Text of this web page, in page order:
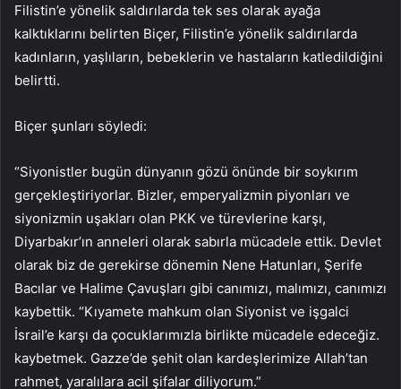
Filistin’e yönelik saldırılarda tek ses olarak ayağa
kalktıklarını belirten Biçer, Filistin’e yönelik saldırılarda
kadınların, yaşlıların, bebeklerin ve hastaların katledildiğini
belirtti.
Biçer şunları söyledi:
“Siyonistler bugün dünyanın gözü önünde bir soykırım
gerçekleştiriyorlar. Bizler, emperyalizmin piyonları ve
siyonizmin uşakları olan PKK ve türevlerine karşı,
Diyarbakır’ın anneleri olarak sabırla mücadele ettik. Devlet
olarak biz de gerekirse dönemin Nene Hatunları, Şerife
Bacılar ve Halime Çavuşları gibi canımızı, malımızı, canımızı
kaybettik. “Kıyamete mahkum olan Siyonist ve işgalci
İsrail’e karşı da çocuklarımızla birlikte mücadele edeceğiz.
kaybetmek. Gazze’de şehit olan kardeşlerimize Allah’tan
rahmet, yaralılara acil şifalar diliyorum.”